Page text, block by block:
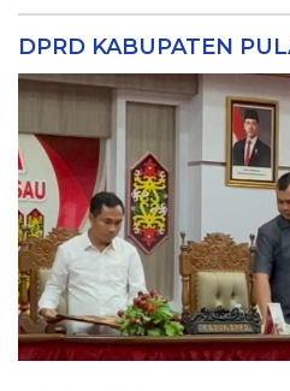
DPRD KABUPATEN